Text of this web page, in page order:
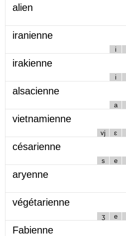
alien
iranienne
i
irakienne
i
alsacienne
a
vietnamienne
vj ɛ
césarienne
s e
aryenne
végétarienne
ʒ e
Fabienne